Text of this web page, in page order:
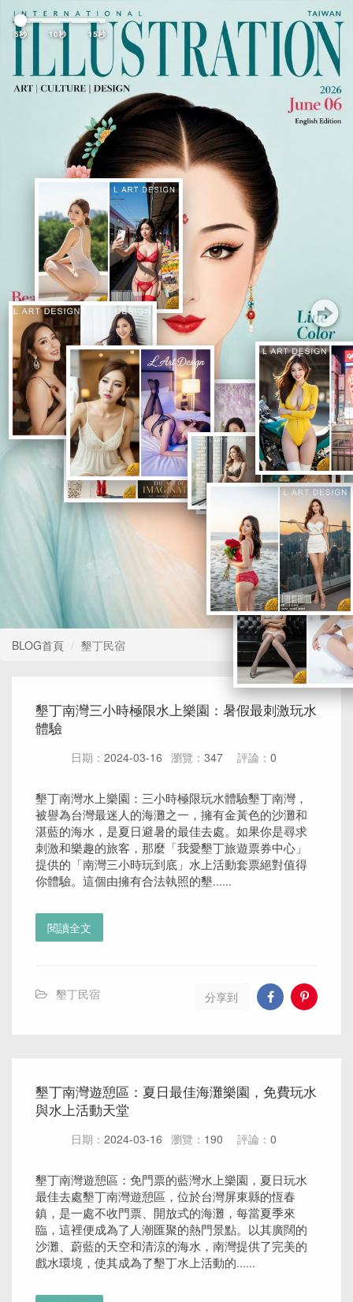
Previous
1 2 3 4 5
5秒 10秒 15秒
BLOG首頁 墾丁民宿
墾丁南灣三小時極限水上樂園：暑假最刺激玩水
體驗
日期： 2024-03-16 瀏覽： 347 評論： 0
墾丁南灣水上樂園：三小時極限玩水體驗墾丁南灣，
被譽為台灣最迷人的海灘之一，擁有金黃色的沙灘和
湛藍的海水，是夏日避暑的最佳去處。如果你是尋求
刺激和樂趣的旅客，那麼「我愛墾丁旅遊票券中心」
提供的「南灣三小時玩到底」水上活動套票絕對值得
你體驗。這個由擁有合法執照的墾......
閱讀全文
墾丁民宿 分享到
墾丁南灣遊憩區：夏日最佳海灘樂園，免費玩水
與水上活動天堂
日期： 2024-03-16 瀏覽： 190 評論： 0
墾丁南灣遊憩區：免門票的藍灣水上樂園，夏日玩水
最佳去處墾丁南灣遊憩區，位於台灣屏東縣的恆春
鎮，是一處不收門票、開放式的海灘，每當夏季來
臨，這裡便成為了人潮匯聚的熱門景點。以其廣闊的
沙灘、蔚藍的天空和清涼的海水，南灣提供了完美的
戲水環境，使其成為了墾丁水上活動的......